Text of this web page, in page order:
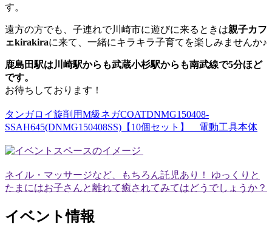
す。
遠方の方でも、子連れで川崎市に遊びに来るときは親子カフ
ェkirakiraに来て、一緒にキラキラ子育てを楽しみませんか♪
鹿島田駅は川崎駅からも武蔵小杉駅からも南武線で5分ほど
です。
お待ちしております！
タンガロイ旋削用M級ネガCOATDNMG150408-
SSAH645(DNMG150408SS)【10個セット】 電動工具本体
ネイル・マッサージなど、もちろん託児あり！ ゆっくりと
たまにはお子さんと離れて癒されてみてはどうでしょうか？
イベント情報